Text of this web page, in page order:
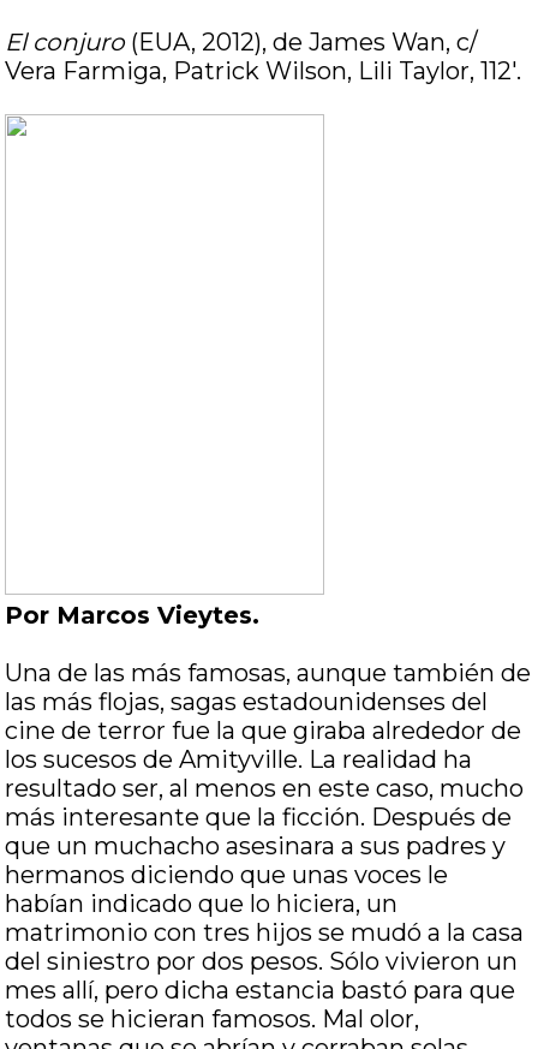
El conjuro(EUA, 2012), de James Wan, c/
Vera Farmiga, Patrick Wilson, Lili Taylor, 112′.
Por Marcos Vieytes.
Una de las más famosas, aunque también de
las más flojas, sagas estadounidenses del
cine de terror fue la que giraba alrededor de
los sucesos de Amityville. La realidad ha
resultado ser, al menos en este caso, mucho
más interesante que la ficción. Después de
que un muchacho asesinara a sus padres y
hermanos diciendo que unas voces le
habían indicado que lo hiciera, un
matrimonio con tres hijos se mudó a la casa
del siniestro por dos pesos. Sólo vivieron un
mes allí, pero dicha estancia bastó para que
todos se hicieran famosos. Mal olor,